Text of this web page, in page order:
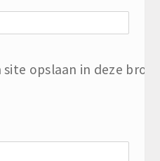
site opslaan in deze